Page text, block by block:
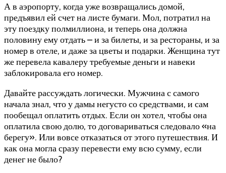
А в аэропорту, когда уже возвращались домой,
предъявил ей счет на листе бумаги. Мол, потратил на
эту поездку полмиллиона, и теперь она должна
половину ему отдать – и за билеты, и за рестораны, и за
номер в отеле, и даже за цветы и подарки. Женщина тут
же перевела кавалеру требуемые деньги и навеки
заблокировала его номер.
Давайте рассуждать логически. Мужчина с самого
начала знал, что у дамы негусто со средствами, и сам
пообещал оплатить отдых. Если он хотел, чтобы она
оплатила свою долю, то договариваться следовало «на
берегу». Или вовсе отказаться от этого путешествия. И
как она могла сразу перевести ему всю сумму, если
денег не было?